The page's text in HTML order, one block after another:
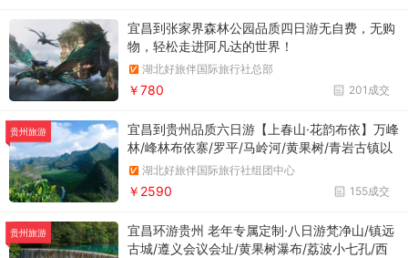
宜昌到张家界森林公园品质四日游无自费，无购
物，轻松走进阿凡达的世界！
湖北好旅伴国际旅行社总部
201成交
￥780
贵州旅游
宜昌到贵州品质六日游【上春山·花韵布依】万峰
林/峰林布依寨/罗平/马岭河/黄果树/青岩古镇以
及【兴义布依八大碗+黄果树农家瓦罐宴+特色药
膳宴】
湖北好旅伴国际旅行社组团中心
155成交
￥2590
贵州旅游
宜昌环游贵州 老年专属定制·八日游梵净山/镇远
古城/遵义会议会址/黄果树瀑布/荔波小七孔/西